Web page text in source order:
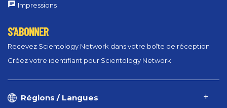
Impressions
S’ABONNER
Recevez Scientology Network dans votre boîte de réception
Créez votre identifiant pour Scientology Network
Régions / Langues